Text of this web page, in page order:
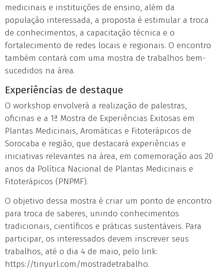
medicinais e instituições de ensino, além da
população interessada, a proposta é estimular a troca
de conhecimentos, a capacitação técnica e o
fortalecimento de redes locais e regionais. O encontro
também contará com uma mostra de trabalhos bem-
sucedidos na área.
Experiências de destaque
O workshop envolverá a realização de palestras,
oficinas e a 1ª Mostra de Experiências Exitosas em
Plantas Medicinais, Aromáticas e Fitoterápicos de
Sorocaba e região, que destacará experiências e
iniciativas relevantes na área, em comemoração aos 20
anos da Política Nacional de Plantas Medicinais e
Fitoterápicos (PNPMF).
O objetivo dessa mostra é criar um ponto de encontro
para troca de saberes, unindo conhecimentos
tradicionais, científicos e práticas sustentáveis. Para
participar, os interessados devem inscrever seus
trabalhos, até o dia 4 de maio, pelo link:
https://tinyurl.com/mostradetrabalho.